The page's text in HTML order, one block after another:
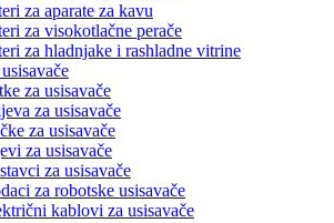
za aparate za kavu
za visokotlačne perače
za hladnjake i rashladne vitrine
za usisavače
za usisavače
za usisavače
za usisavače
za usisavače
za robotske usisavače
kablovi za usisavače